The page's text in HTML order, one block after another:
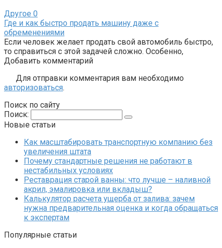
Другое 0
Где и как быстро продать машину даже с
обременениями
Если человек желает продать свой автомобиль быстро,
то справиться с этой задачей сложно. Особенно,
Добавить комментарий
Для отправки комментария вам необходимо
авторизоваться.
Поиск по сайту
Поиск:
Новые статьи
Как масштабировать транспортную компанию без
увеличения штата
Почему стандартные решения не работают в
нестабильных условиях
Реставрация старой ванны: что лучше – наливной
акрил, эмалировка или вкладыш?
Калькулятор расчета ущерба от залива: зачем
нужна предварительная оценка и когда обращаться
к экспертам
Популярные статьи